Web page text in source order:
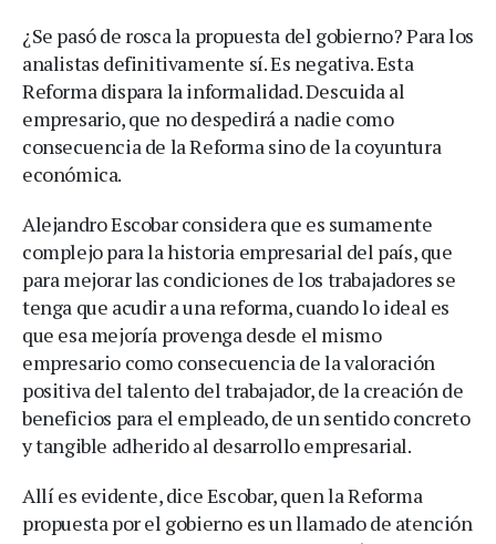
¿Se pasó de rosca la propuesta del gobierno? Para los
analistas definitivamente sí. Es negativa. Esta
Reforma dispara la informalidad. Descuida al
empresario, que no despedirá a nadie como
consecuencia de la Reforma sino de la coyuntura
económica.
Alejandro Escobar considera que es sumamente
complejo para la historia empresarial del país, que
para mejorar las condiciones de los trabajadores se
tenga que acudir a una reforma, cuando lo ideal es
que esa mejoría provenga desde el mismo
empresario como consecuencia de la valoración
positiva del talento del trabajador, de la creación de
beneficios para el empleado, de un sentido concreto
y tangible adherido al desarrollo empresarial.
Allí es evidente, dice Escobar, quen la Reforma
propuesta por el gobierno es un llamado de atención